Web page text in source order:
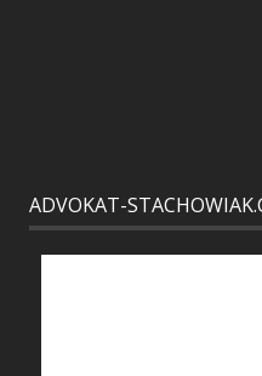
ADVOKAT-